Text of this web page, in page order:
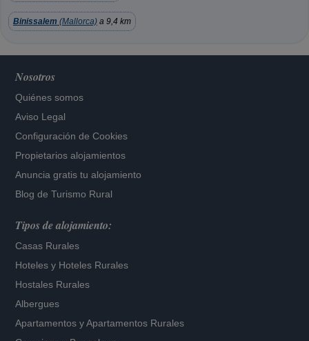
Binissalem (Mallorca) a 9,4 km
Nosotros
Quiénes somos
Aviso Legal
Configuración de Cookies
Propietarios alojamientos
Anuncia gratis tu alojamiento
Blog de Turismo Rural
Tipos de alojamiento:
Casas Rurales
Hoteles y Hoteles Rurales
Hostales Rurales
Albergues
Apartamentos yApartamentos Rurales